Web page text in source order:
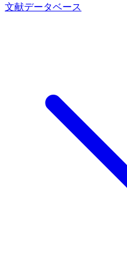
文献データベース